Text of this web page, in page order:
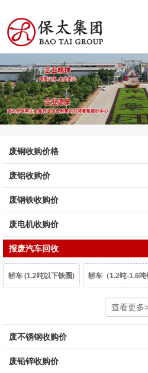
废铜收购价格
废铝收购价
废钢铁收购价
废电机收购价
报废汽车回收
轿车 (1.2吨以下铁圈) 轿车（1.2吨-1.6吨
豪华轿车（
面包车(铝圈) 皮卡车(铁圈)
柴油皮卡车（铝圈）
查看更多
废不锈钢收购价
废铅锌收购价